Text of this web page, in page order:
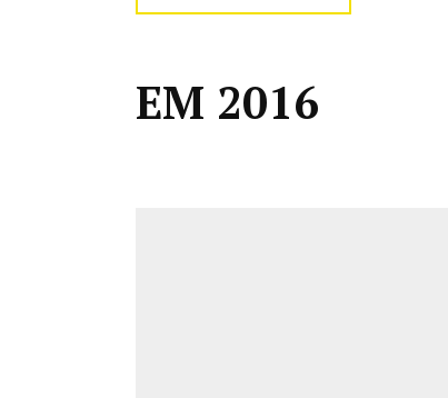
EM 2016